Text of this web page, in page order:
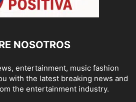
NOSOTROS
entertainment, music fashion
with the latest breaking news and
the entertainment industry.